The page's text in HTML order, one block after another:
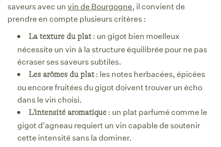
saveurs avec unvin de Bourgogne, il convient de
prendre en compte plusieurs critères :
La texture du plat: un gigot bien moelleux
nécessite un vin à la structure équilibrée pour ne pas
écraser ses saveurs subtiles.
Les arômes du plat: les notes herbacées, épicées
ou encore fruitées du gigot doivent trouver un écho
dans le vin choisi.
L'intensité aromatique : un plat parfumé comme le
gigot d'agneau requiert un vin capable de soutenir
cette intensité sans la dominer.